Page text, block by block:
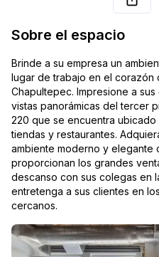
Sobre el espacio
Brinde a su empresa un
lugar de trabajo en el corazón
Chapultepec. Impresione a
vistas panorámicas del tercer
220 que se encuentra ubicado
tiendas y restaurantes.
ambiente moderno y elegante
proporcionan los grandes
descanso con sus colegas en
entretenga a sus clientes en
cercanos.